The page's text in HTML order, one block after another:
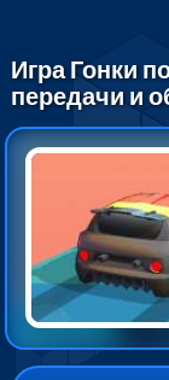
Игра Гонки
передачи и